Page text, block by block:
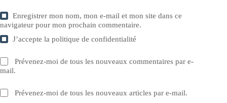
Enregistrer mon nom, mon e-mail et mon site dans ce
navigateur pour mon prochain commentaire.
J’accepte lapolitique de confidentialité
Prévenez-moi de tous les nouveaux commentaires par e-
mail.
Prévenez-moi de tous les nouveaux articles par e-mail.